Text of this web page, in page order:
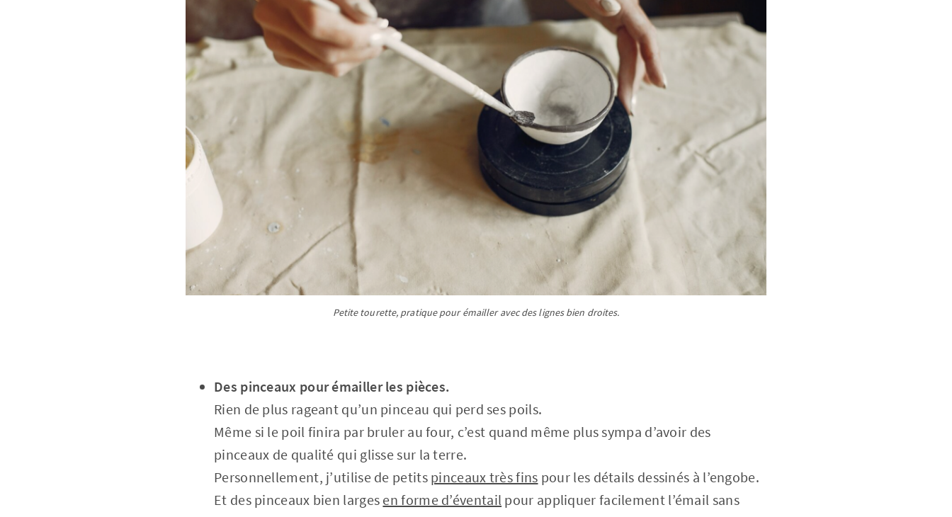
Petite tourette, pratique pour émailler avec des lignes bien droites.
Des pinceaux pour émailler les pièces.
Rien de plus rageant qu’un pinceau qui perd ses poils.
Même si le poil finira par bruler au four, c’est quand même plus sympa d’avoir des
pinceaux de qualité qui glisse sur la terre.
Personnellement, j’utilise de petits pinceaux très fins pour les détails dessinés à l’engobe.
Et des pinceaux bien larges en forme d’éventail pour appliquer facilement l’émail sans